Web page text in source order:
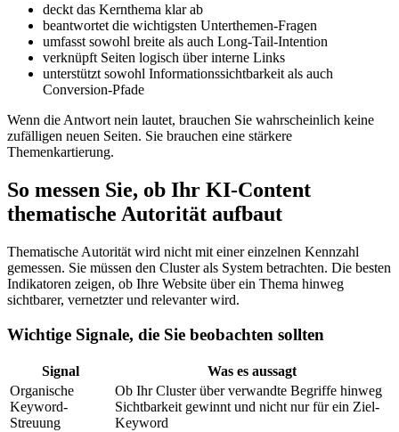
deckt das Kernthema klar ab
beantwortet die wichtigsten Unterthemen-Fragen
umfasst sowohl breite als auch Long-Tail-Intention
verknüpft Seiten logisch über interne Links
unterstützt sowohl Informationssichtbarkeit als auch
Conversion-Pfade
Wenn die Antwort nein lautet, brauchen Sie wahrscheinlich keine
zufälligen neuen Seiten. Sie brauchen eine stärkere
Themenkartierung.
So messen Sie, ob Ihr KI-Content
thematische Autorität aufbaut
Thematische Autorität wird nicht mit einer einzelnen Kennzahl
gemessen. Sie müssen den Cluster als System betrachten. Die besten
Indikatoren zeigen, ob Ihre Website über ein Thema hinweg
sichtbarer, vernetzter und relevanter wird.
Wichtige Signale, die Sie beobachten sollten
Signal
Was es aussagt
Organische
Keyword-
Streuung
Ob Ihr Cluster über verwandte Begriffe hinweg
Sichtbarkeit gewinnt und nicht nur für ein Ziel-
Keyword